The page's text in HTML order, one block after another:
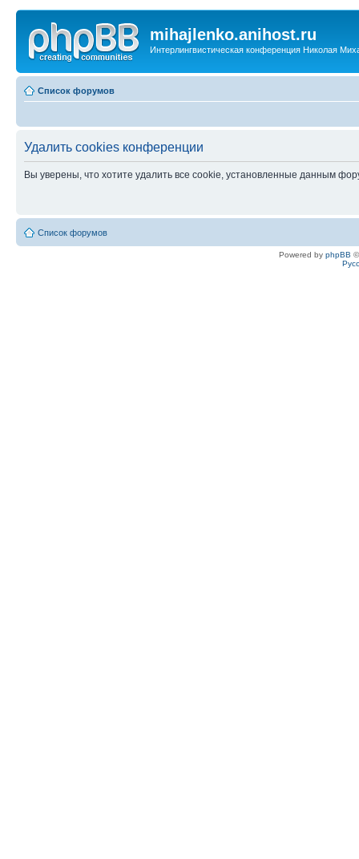
mihajlenko.anihost.ru
Интерлингвистическая конференция Николая
Список форумов
Удалить cookies конференции
Вы уверены, что хотите удалить все cookie, установленные данным
Список форумов
Powered by phpBB